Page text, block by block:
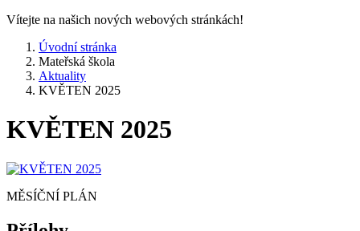
Vítejte na našich nových webových stránkách!
Úvodní stránka
Mateřská škola
Aktuality
KVĚTEN 2025
KVĚTEN 2025
MĚSÍČNÍ PLÁN